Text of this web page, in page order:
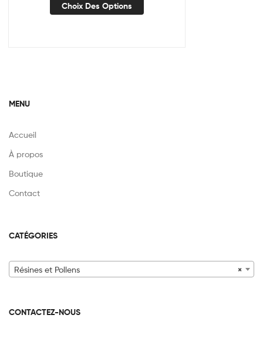
Choix Des Options
MENU
Accueil
À propos
Boutique
Contact
CATÉGORIES
×
Résines et Pollens
CONTACTEZ-NOUS